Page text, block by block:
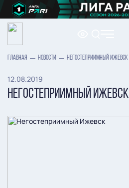
ГЛАВНАЯ НОВОСТИ НЕГОСТЕПРИИМНЫЙ ИЖЕВСК
12.08.2019
НЕГОСТЕПРИИМНЫЙ ИЖЕВСК